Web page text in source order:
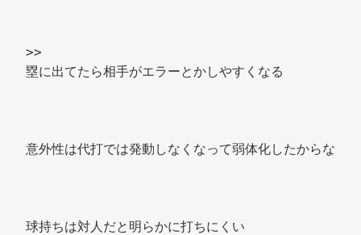
>>
塁に出てたら相手がエラーとかしやすくなる
球持ちは対人だと明らかに打ちにくい